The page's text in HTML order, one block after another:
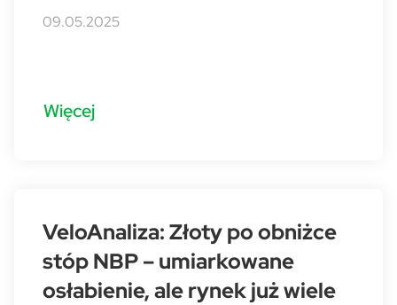
09.05.2025
Więcej
VeloAnaliza: Złoty po obniżce
stóp NBP – umiarkowane
osłabienie, ale rynek już wiele